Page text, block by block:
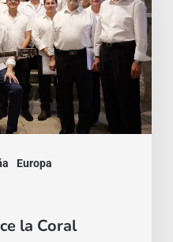
Europa
la Coral